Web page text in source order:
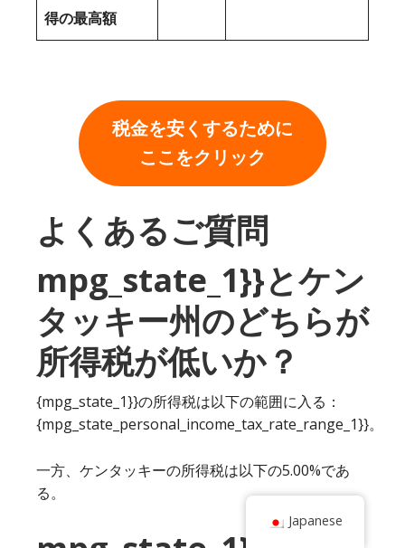
得の最高額
税金を安くするために
ここをクリック
よくあるご質問
mpg_state_1}}とケン
タッキー州のどちらが
所得税が低いか？
{mpg_state_1}}の所得税は以下の範囲に入る：
{mpg_state_personal_income_tax_rate_range_1}}。
一方、ケンタッキーの所得税は以下の5.00%であ
る。
Japanese